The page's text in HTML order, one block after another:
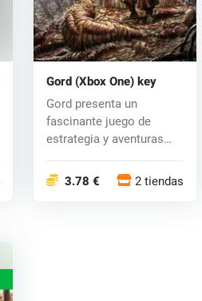
Gord (Xbox One) key
Gord presenta un
fascinante juego de
estrategia y aventuras
3.78 € 2 tiendas